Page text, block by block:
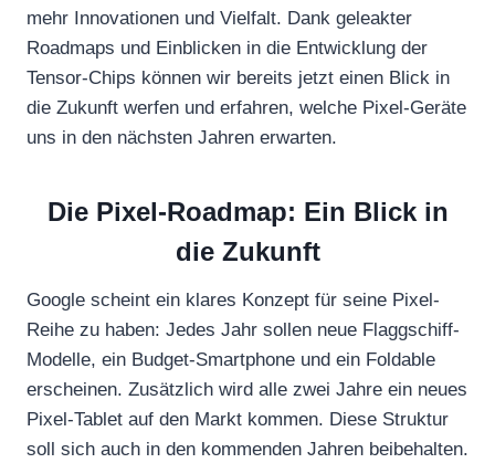
mehr Innovationen und Vielfalt. Dank geleakter
Roadmaps und Einblicken in die Entwicklung der
Tensor-Chips können wir bereits jetzt einen Blick in
die Zukunft werfen und erfahren, welche Pixel-Geräte
uns in den nächsten Jahren erwarten.
Die Pixel-Roadmap: Ein Blick in
die Zukunft
Google scheint ein klares Konzept für seine Pixel-
Reihe zu haben: Jedes Jahr sollen neue Flaggschiff-
Modelle, ein Budget-Smartphone und ein Foldable
erscheinen. Zusätzlich wird alle zwei Jahre ein neues
Pixel-Tablet auf den Markt kommen. Diese Struktur
soll sich auch in den kommenden Jahren beibehalten.